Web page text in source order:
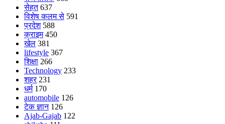
सेहत 637
विशेष कलम से 591
प्रदेश 588
क्राइम 450
खेल 381
lifestyle 367
शिक्षा 266
Technology 233
शहर 231
धर्म 170
automobile 126
टेक ज्ञान 126
Ajab-Gajab 122